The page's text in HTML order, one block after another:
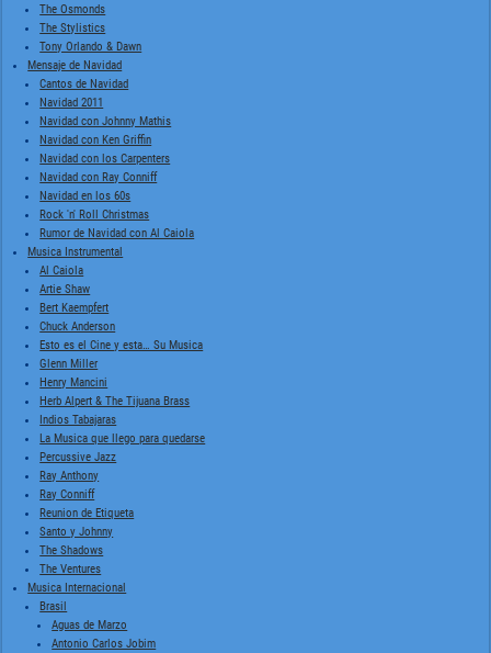
The Osmonds
The Stylistics
Tony Orlando & Dawn
Mensaje de Navidad
Cantos de Navidad
Navidad 2011
Navidad con Johnny Mathis
Navidad con Ken Griffin
Navidad con los Carpenters
Navidad con Ray Conniff
Navidad en los 60s
Rock 'n' Roll Christmas
Rumor de Navidad con Al Caiola
Musica Instrumental
Al Caiola
Artie Shaw
Bert Kaempfert
Chuck Anderson
Esto es el Cine y esta… Su Musica
Glenn Miller
Henry Mancini
Herb Alpert & The Tijuana Brass
Indios Tabajaras
La Musica que llego para quedarse
Percussive Jazz
Ray Anthony
Ray Conniff
Reunion de Etiqueta
Santo y Johnny
The Shadows
The Ventures
Musica Internacional
Brasil
Aguas de Marzo
Antonio Carlos Jobim